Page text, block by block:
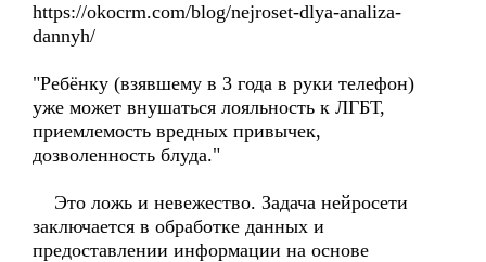
https://okocrm.com/blog/nejroset-dlya-analiza-
dannyh/
"Ребёнку (взявшему в 3 года в руки телефон)
уже может внушаться лояльность к ЛГБТ,
приемлемость вредных привычек,
дозволенность блуда."
Это ложь и невежество. Задача нейросети
заключается в обработке данных и
предоставлении информации на основе